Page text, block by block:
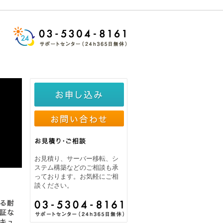
お見積り、サーバー移転、シ
ステム構築などのご相談も承
っております。お気軽にご相
談ください。